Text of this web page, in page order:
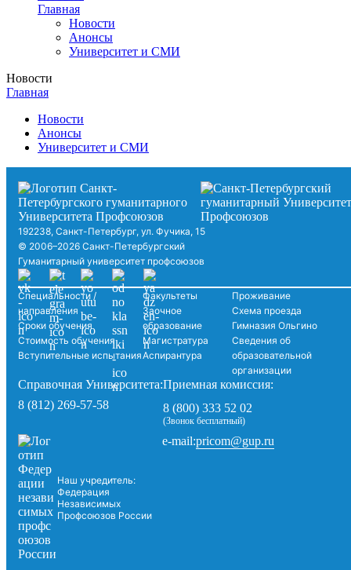
Главная
Новости
Анонсы
Университет и СМИ
Новости
Главная
Новости
Анонсы
Университет и СМИ
192238, Санкт-Петербург, ул. Фучика, 15
© 2006–2026 Санкт-Петербургский
Гуманитарный университет профсоюзов
Специальности /
направления
Сроки обучения
Стоимость обучения
Вступительные испытания
Факультеты
Заочное
образование
Магистратура
Аспирантура
Проживание
Схема проезда
Гимназия Ольгино
Сведения об
образовательной
организации
Справочная Университета:
8 (812) 269-57-58
Приемная комиссия:
8 (800) 333 52 02
(Звонок бесплатный)
Наш учредитель:
Федерация
Независимых
Профсоюзов России
e-mail:pricom@gup.ru